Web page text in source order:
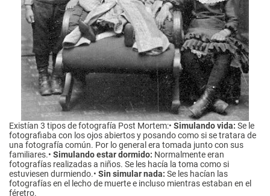
Existían 3 tipos de fotografía Post Mortem:• Simulando vida: Se le
fotografiaba con los ojos abiertos y posando como si se tratara de
una fotografía común. Por lo general era tomada junto con sus
familiares.• Simulando estar dormido: Normalmente eran
fotografías realizadas a niños. Se les hacía la toma como si
estuviesen durmiendo.• Sin simular nada: Se les hacían las
fotografías en el lecho de muerte e incluso mientras estaban en el
féretro.